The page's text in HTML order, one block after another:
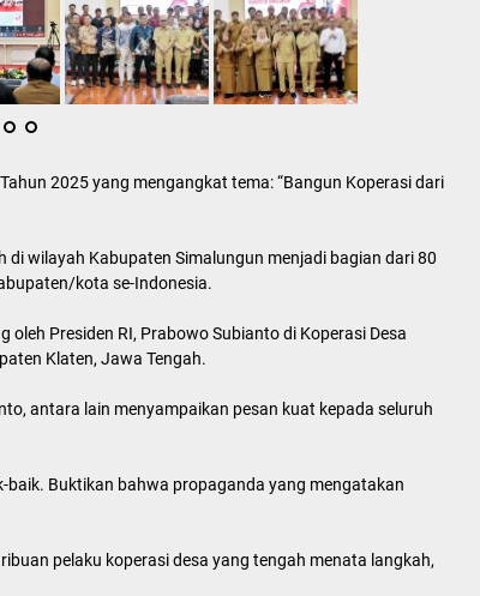
2025 yang mengangkat tema: “Bangun Koperasi dari
wilayah Kabupaten Simalungun menjadi bagian dari 80
kota se-Indonesia.
Presiden RI, Prabowo Subianto di Koperasi Desa
Klaten, Jawa Tengah.
antara lain menyampaikan pesan kuat kepada seluruh
baik. Buktikan bahwa propaganda yang mengatakan
pelaku koperasi desa yang tengah menata langkah,